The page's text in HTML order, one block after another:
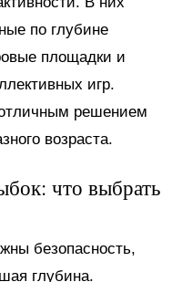
по глубине
площадки и
игр.
решением
возраста.
что выбрать
безопасность,
глубина.